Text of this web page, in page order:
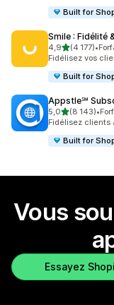
Built for
Smile : Fidélité
4,9étoile(s) sur 5
(4 177)
4177 avis au total
•
Fidélisez vos
Built for
Appstle℠
5,0étoile(s) sur 5
(8 143)
8143 avis au•
Fidélisez clients
Built for
Vous
Essayez